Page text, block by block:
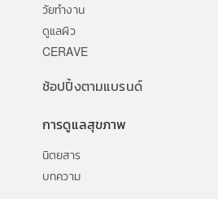
วัยทำงาน
ดูแลผิว
CERAVE
ช้อปปิ้งตามแบรนด์
การดูแลสุขภาพ
นิตยสาร
บทความ